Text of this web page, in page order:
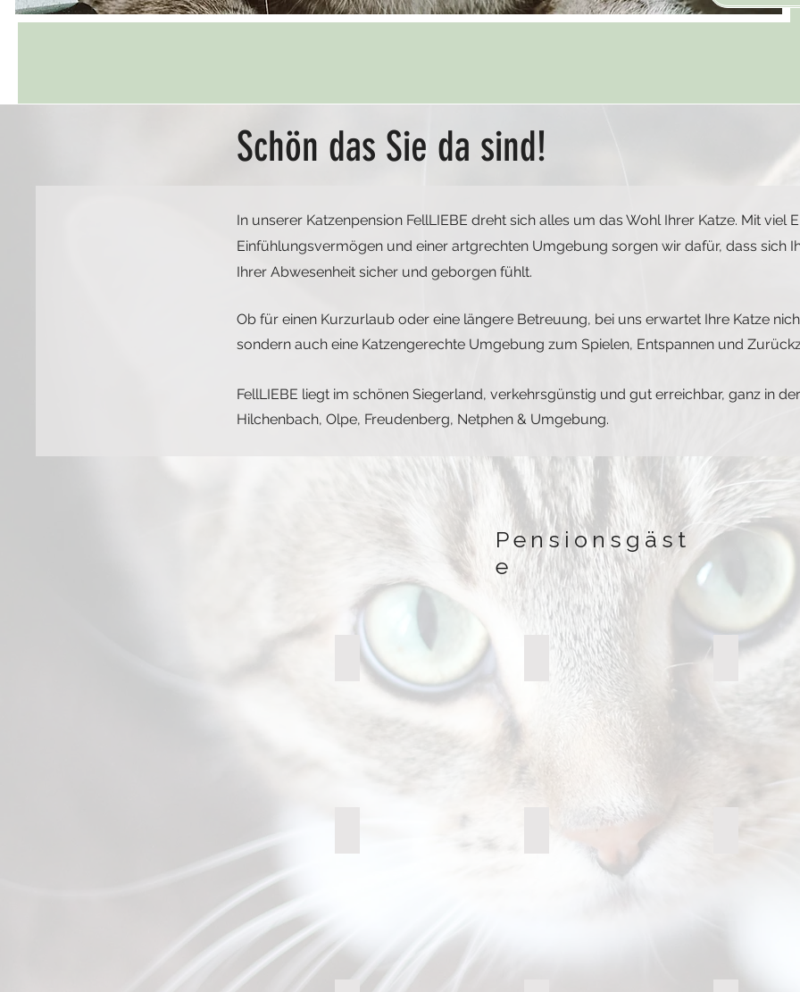
Schön das Sie da sind!
In unserer Katzenpension FellLIEBE dreht sich alles um das Wohl Ihrer Katze. Mit viel
Einfühlungsvermögen und einer artgrechten Umgebung sorgen wir dafür, dass sich
Ihrer Abwesenheit sicher und geborgen fühlt.
Ob für einen Kurzurlaub oder eine längere Betreuung, bei uns erwartet Ihre Katze
sondern auch eine Katzengerechte Umgebung zum Spielen, Entspannen und
FellLIEBE liegt im schönen Siegerland, verkehrsgünstig und gut erreichbar, ganz in
Hilchenbach, Olpe, Freudenberg, Netphen & Umgebung.
Pensionsgäst
e
Hilde
Katzenpension
FellLIEBE
Tabbi
Katzenpension
FellLIEBE
Snow